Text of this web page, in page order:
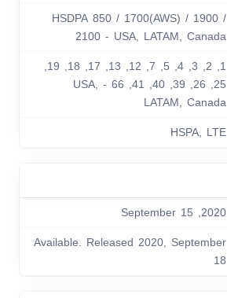
HSDPA 850 / 1700(AWS) / 1900 /
2100 - USA, LATAM, Canada
1, 2, 3, 4, 5, 7, 12, 13, 17, 18, 19,
25, 26, 39, 40, 41, 66 - USA,
LATAM, Canada
HSPA, LTE
2020, September 15
Available. Released 2020, September
18